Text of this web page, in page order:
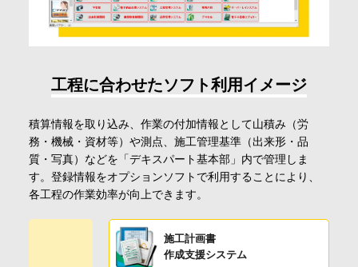
工程に合わせたソフト利用イメージ
積算情報を取り込み、作業の付加情報として山積み（労
務・機械・資材等）や測点、施工管理基準（出来形・品
質・写真）などを「デキスパート基本部」内で管理しま
す。登録情報をオプションソフトで利用することにより、
各工程の作業効率が向上できます。
施工計画書
作成支援システム